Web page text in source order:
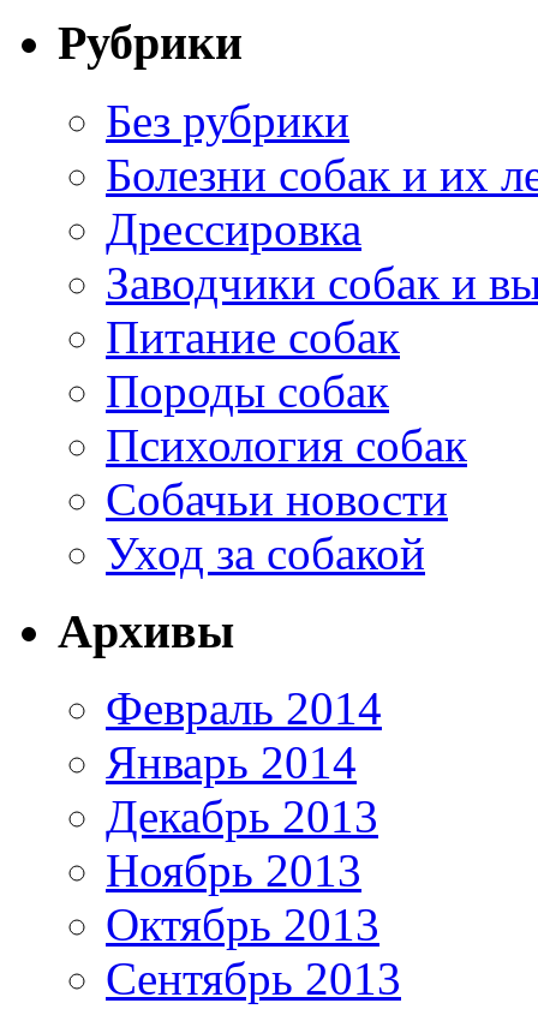
Рубрики
Без рубрики
Болезни собак и их
Дрессировка
Заводчики собак и
Питание собак
Породы собак
Психология собак
Собачьи новости
Уход за собакой
Архивы
Февраль 2014
Январь 2014
Декабрь 2013
Ноябрь 2013
Октябрь 2013
Сентябрь 2013